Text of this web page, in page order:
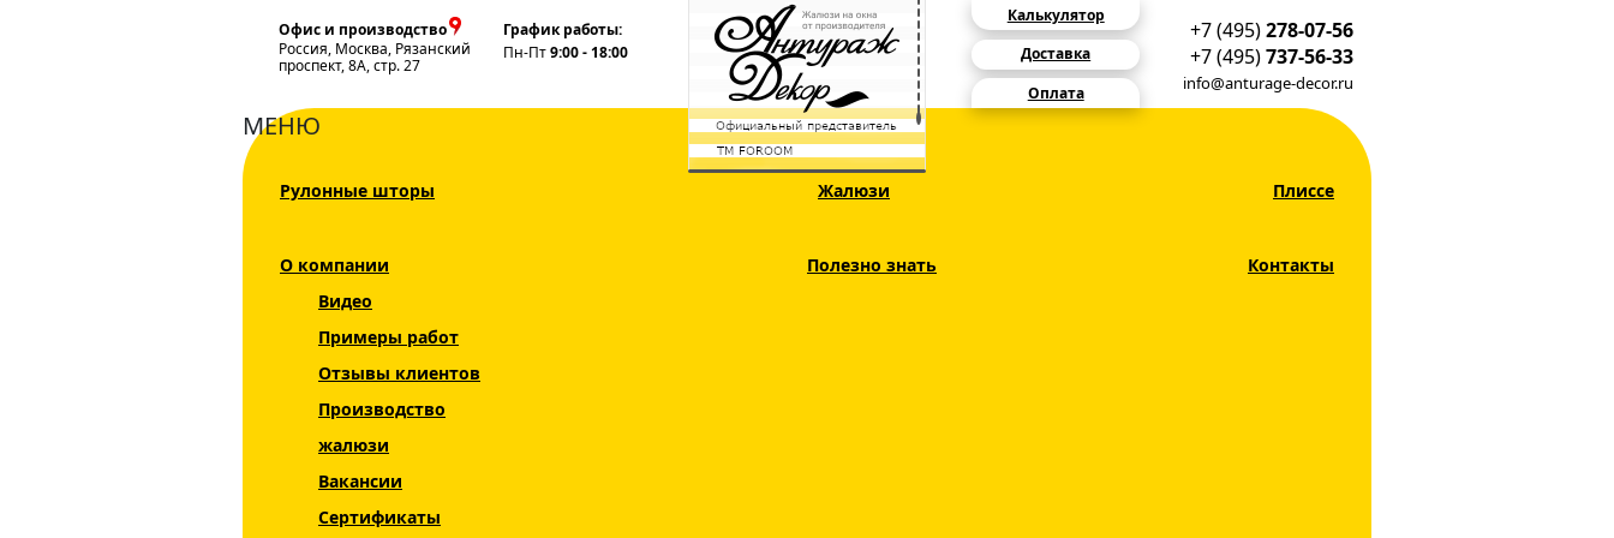
Офис и производство
Россия, Москва, Рязанский
проспект, 8А, стр. 27
График работы:
Пн-Пт9:00 - 18:00
Калькулятор
Доставка
Оплата
+7 (495)278-07-56
+7 (495)737-56-33
info@anturage-decor.ru
МЕНЮ
Рулонные шторы Жалюзи Плиссе
О компании
Видео
Примеры работ
Отзывы клиентов
Производство
жалюзи
Вакансии
Сертификаты
Полезно знать Контакты
Главная Жалюзи Жалюзи на пластиковые окна Кассетные Рулонные шторы УНИ 2 Респект 36 черный
Рулонные шторы
Горизонтальные
жалюзи
Вертикальные
жалюзи
Кассетные Рулонные шторы УНИ 2